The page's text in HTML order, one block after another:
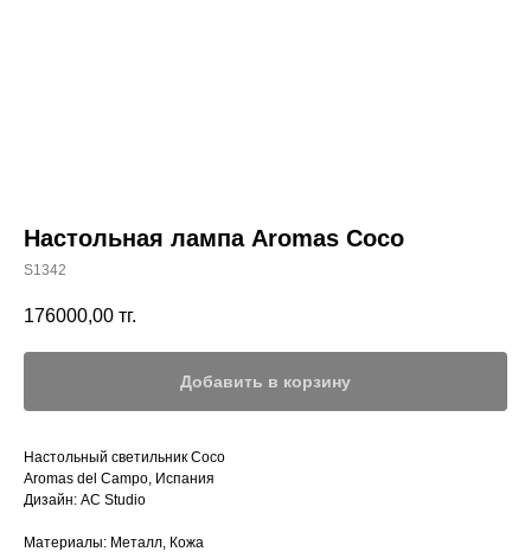
Настольная лампа Aromas Coco
S1342
176000,00 тг.
Добавить в корзину
Настольный светильник Coco
Aromas del Campo, Испания
Дизайн: AC Studio
Материалы: Металл, Кожа